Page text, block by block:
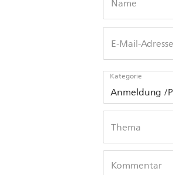
Name
E-Mail-Adresse
Anmeldung /
Kategorie
Thema
Kommentar